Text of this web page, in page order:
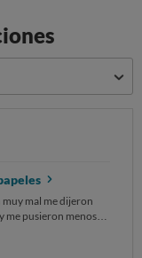
me pusieron menos